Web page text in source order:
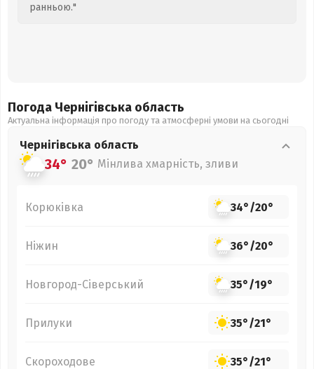
ранньою."
Погода Чернігівська область
Актуальна інформація про погоду та атмосферні умови на сьогодні
Чернігівська область
34° 20° Мінлива хмарність, зливи
Корюківка 34°/20°
Ніжин 36°/20°
Новгород-Сіверський 35°/19°
Прилуки 35°/21°
Скороходове 35°/21°